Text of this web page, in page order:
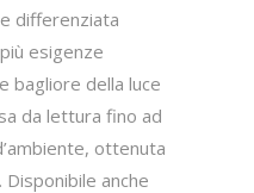
differenziata
esigenze
bagliore della luce
da lettura fino ad
ottenuta
anche